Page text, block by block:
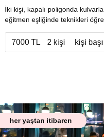
İki kişi, kapalı poligonda
eğitmen eşliğinde teknikleri
7000 TL 2 kişi kişi
her yaştan itibaren